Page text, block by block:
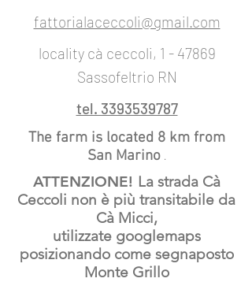
fattorialaceccoli@gmail.com
locality cà ceccoli, 1 - 47869
Sassofeltrio RN
tel. 3393539787
The farm is located 8 km from
San Marino.
ATTENZIONE! La strada Cà
Ceccoli non è più transitabile da
Cà Micci,
utilizzate googlemaps
posizionando come segnaposto
Monte Grillo